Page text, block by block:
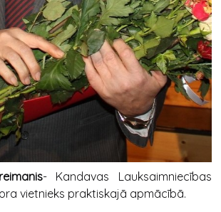
- Kandavas Lauksaimniecības
vietnieks praktiskajā apmācībā.